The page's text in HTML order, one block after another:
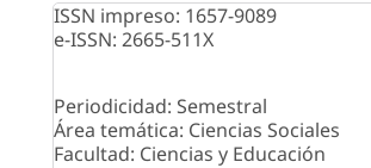
ISSN impreso: 1657-9089
e-ISSN: 2665-511X
Periodicidad: Semestral
Área temática: Ciencias Sociales
Facultad: Ciencias y Educación